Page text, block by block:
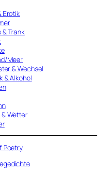
Erotik
& Trank
Meer
& Wechsel
& Alkohol
Wetter
Poetry